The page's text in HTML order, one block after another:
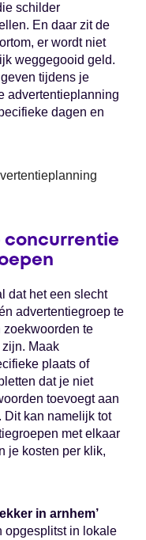
schilder
En daar zit de
er wordt niet
weggegooid geld.
tijdens je
advertentieplanning
dagen en
concurrentie
dat het een slecht
advertentiegroep te
zoekwoorden te
Maak
plaats of
dat je niet
toevoegt aan
kan namelijk tot
met elkaar
je kosten per klik,
in arnhem’
opgesplitst in lokale